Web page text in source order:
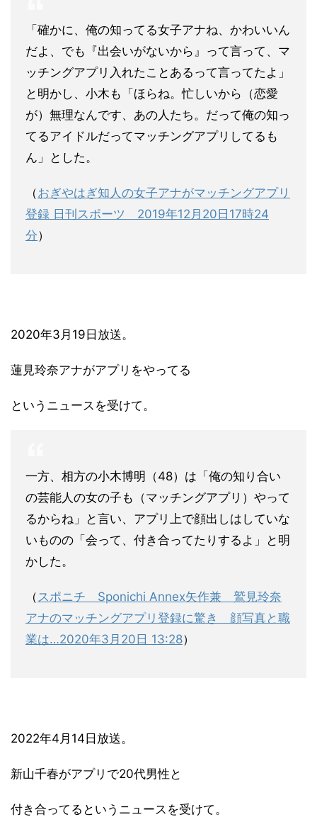
「確かに、俺の知ってる女子アナね、かわいいん
だよ、でも『出会いがないから』って言って、マ
ッチングアプリ入れたことあるって言ってたよ」
と明かし、小木も「ほらね。忙しいから（恋愛
が）無理なんです、あの人たち。だって俺の知っ
てるアイドルだってマッチングアプリしてるも
ん」とした。
（おぎやはぎ知人の女子アナがマッチングアプリ
登録 日刊スポーツ 2019年12月20日17時24
分）
2020年3月19日放送。
蓮見玲奈アナがアプリをやってる
というニュースを受けて。
一方、相方の小木博明（48）は「俺の知り合い
の芸能人の女の子も（マッチングアプリ）やって
るからね」と言い、アプリ上で顔出しはしていな
いものの「会って、付き合ってたりするよ」と明
かした。
（スポニチ Sponichi Annex矢作兼 鷲見玲奈
アナのマッチングアプリ登録に驚き 顔写真と職
業は…2020年3月20日 13:28）
2022年4月14日放送。
新山千春がアプリで20代男性と
付き合ってるというニュースを受けて。